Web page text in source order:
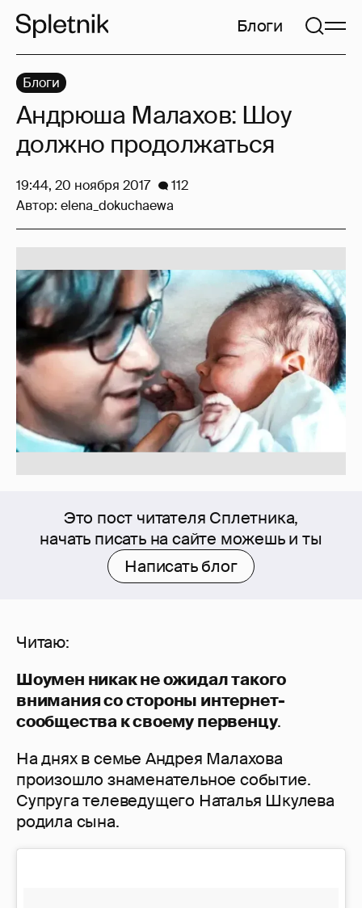
Блоги
Это пост читателя Сплетника,
начать писать на сайте можешь и ты
Написать блог
Читаю:
Шоумен никак не ожидал такого
внимания со стороны интернет-
сообщества к своему первенцу.
На днях в семье Андрея Малахова
произошло знаменательное событие.
Супруга телеведущего Наталья Шкулева
родила сына.
Блоги
Андрюша Малахов: Шоу
должно продолжаться
19:44, 20 ноября 2017
112
Автор: elena_dokuchaewa